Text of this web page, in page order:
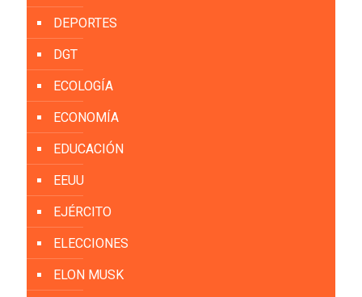
DEPORTES
DGT
ECOLOGÍA
ECONOMÍA
EDUCACIÓN
EEUU
EJÉRCITO
ELECCIONES
ELON MUSK